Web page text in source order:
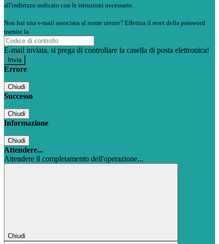
all'indirizzo indicato con le istruzioni necessarie.
Non hai una e-mail associata al nome utente? Effettua il reset della password
tramite la
E-mail inviata, si prega di controllare la casella di posta elettronica!
Errore
Chiudi
Successo
Chiudi
Informazione
Chiudi
Attendere...
Attendere il completamento dell'operazione...
Chiudi